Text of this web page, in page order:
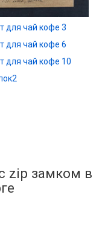
zip замком в